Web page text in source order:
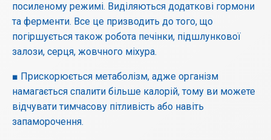
посиленому режимі. Виділяються додаткові гормони
та ферменти. Все це призводить до того, що
погіршується також робота печінки, підшлункової
залози, серця, жовчного міхура.
■ Прискорюється метаболізм, адже організм
намагається спалити більше калорій, тому ви можете
відчувати тимчасову пітливість або навіть
запаморочення.